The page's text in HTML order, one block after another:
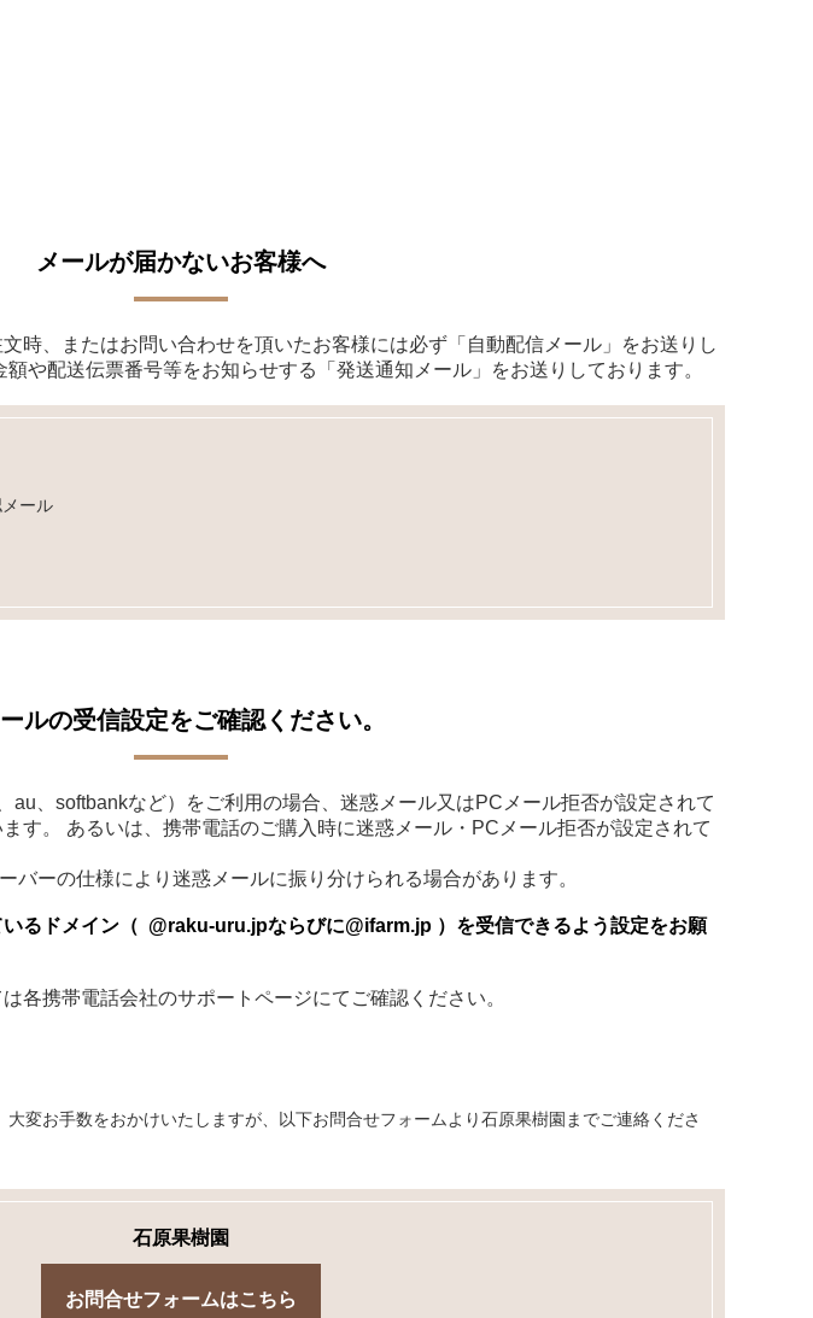
メールが届かないお客様へ
時、またはお問い合わせを頂いたお客様には必ず「自動配信メール」をお送りし
や配送伝票番号等をお知らせする「発送通知メール」をお送りしております。
ール
ルの受信設定をご確認ください。
au、softbankなど）をご利用の場合、迷惑メール又はPCメール拒否が設定されて
す。 あるいは、携帯電話のご購入時に迷惑メール・PCメール拒否が設定されて
バーの仕様により迷惑メールに振り分けられる場合があります。
るドメイン（ @raku-uru.jpならびに@ifarm.jp ）を受信できるよう設定をお願
各携帯電話会社のサポートページにてご確認ください。
変お手数をおかけいたしますが、以下お問合せフォームより石原果樹園までご連絡くださ
石原果樹園
お問合せフォームはこちら